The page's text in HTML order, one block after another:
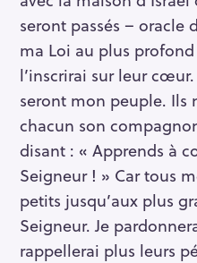
seront passés – oracle
ma Loi au plus
l’inscrirai sur leur
seront mon peuple. Ils
chacun son
disant : « Apprends à
Seigneur ! » Car tous
petits jusqu’aux plus
Seigneur. Je
rappellerai plus leurs